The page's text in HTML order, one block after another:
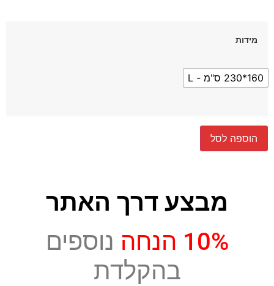
מידות
160*230 ס"מ - L
הוספה לסל
מבצע דרך האתר
10% הנחה
נוספים
בהקלדת